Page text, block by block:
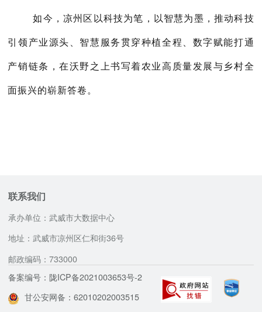
如今，凉州区以科技为笔，以智慧为墨，推动科技
引领产业源头、智慧服务贯穿种植全程、数字赋能打通
产销链条，在沃野之上书写着农业高质量发展与乡村全
面振兴的崭新答卷。
联系我们
承办单位：武威市大数据中心
地址：武威市凉州区仁和街36号
邮政编码：733000
备案编号：陇ICP备2021003653号-2
甘公安网备：62010202003515